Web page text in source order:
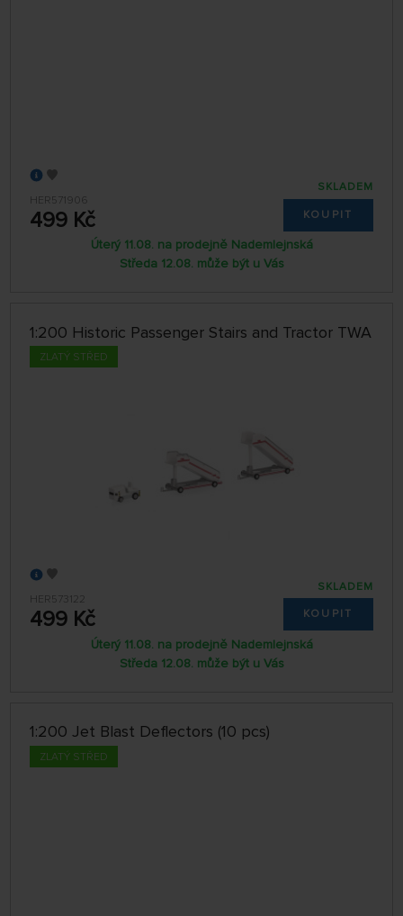
HER571906
499 Kč
SKLADEM
KOUPIT
Úterý 11.08. na prodejně Nademlejnská
Středa 12.08. může být u Vás
1:200 Historic Passenger Stairs and Tractor TWA
ZLATÝ STŘED
HER573122
499 Kč
SKLADEM
KOUPIT
Úterý 11.08. na prodejně Nademlejnská
Středa 12.08. může být u Vás
1:200 Jet Blast Deflectors (10 pcs)
ZLATÝ STŘED